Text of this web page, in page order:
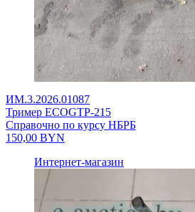
ИМ.3.2026.01087
Тример ECOGTP-215
Справочно по курсу НБРБ
150,00 BYN
Интернет-магазин